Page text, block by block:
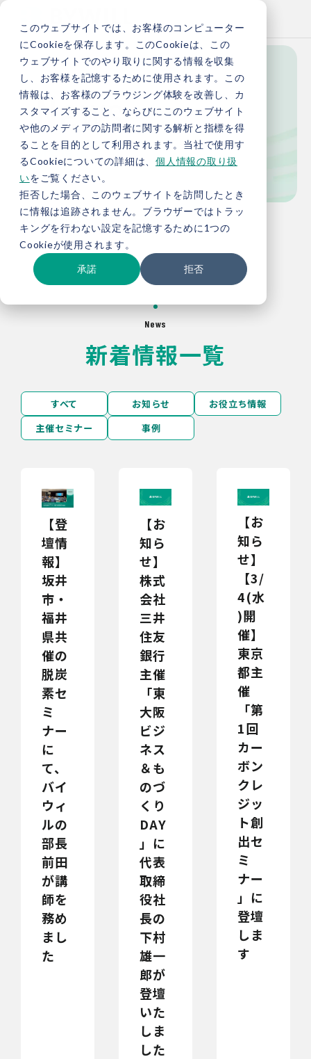
このウェブサイトでは、お客様のコンピューター
にCookieを保存します。このCookieは、この
ウェブサイトでのやり取りに関する情報を収集
し、お客様を記憶するために使用されます。この
情報は、お客様のブラウジング体験を改善し、カ
スタマイズすること、ならびにこのウェブサイト
や他のメディアの訪問者に関する解析と指標を得
ることを目的として利用されます。当社で使用す
るCookieについての詳細は、 個人情報の取り扱
いをご覧ください。
拒否した場合、このウェブサイトを訪問したとき
に情報は追跡されません。ブラウザーではトラッ
キングを行わない設定を記憶するために1つの
Cookieが使用されます。
承諾 拒否
News
新着情報
TOP 新着情報
News
新着情報一覧
すべて お知らせ
お役立ち情報
主催セミナー
事例
【登
壇情
報】
坂井
市・
福井
県共
催の
脱炭
素セ
ミ
ナー
に
て、
バイ
ウィ
ルの
部長
前田
が講
師を
務め
まし
た
【お
知ら
せ】
株式
会社
三井
住友
銀行
主催
「東
大阪
ビジ
ネス
＆も
のづ
くり
DAY
」に
代表
取締
役社
長の
下村
雄一
郎が
登壇
いた
しま
した
【お
知ら
せ】
【3/
4(水
)開
催】
東京
都主
催
「第
1回
カー
ボン
クレ
ジッ
ト創
出セ
ミ
ナー
」に
登壇
しま
す